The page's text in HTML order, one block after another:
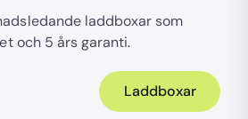
laddboxar som
och 5 års garanti.
Laddboxar